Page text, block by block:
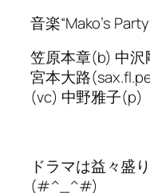
音楽“Mako’s
笠原本章(b) 中
宮本大路
(vc) 中野雅子(p)
ドラマは益々盛
(#^_^#)